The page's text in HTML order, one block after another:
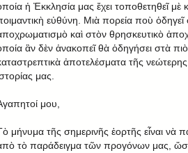
ἡ Ἐκκλησία μας ἔχει τοποθετηθεῖ μὲ
εὐθύνη. Μιὰ πορεία ποὺ ὁδηγεῖ
καὶ στὸν θρησκευτικὸ
ἂν δὲν ἀνακοπεῖ θὰ ὁδηγήσει στὰ
ἀποτελέσματα τῆς
μας.
μου,
μήνυμα τῆς σημερινῆς ἑορτῆς εἶναι νὰ
τὸ παράδειγμα τῶν προγόνων μας,